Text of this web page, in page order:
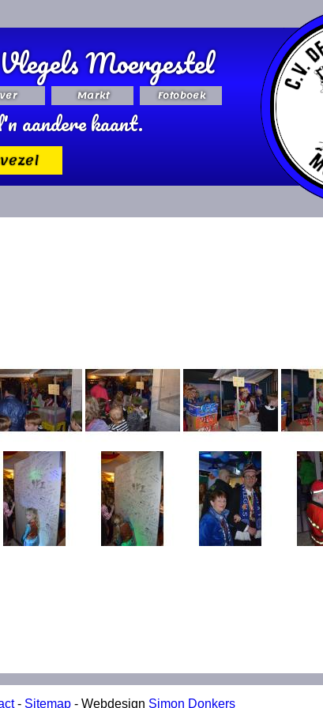
Moergestel
Markt Fotoboek
aandere kaant.
- Sitemap- Webdesign Simon Donkers